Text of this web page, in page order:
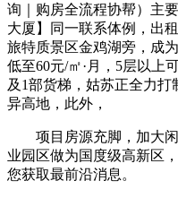
询｜购房全流程协帮）主
大厦】同一联系体例，出
旅特质景区金鸡湖旁，成
低至60元/㎡·月，5层以上
及1部货梯，姑苏正全力
异高地，此外，
项目房源充脚，加大闲
业园区做为国度级高新区
您获取最前沿消息。